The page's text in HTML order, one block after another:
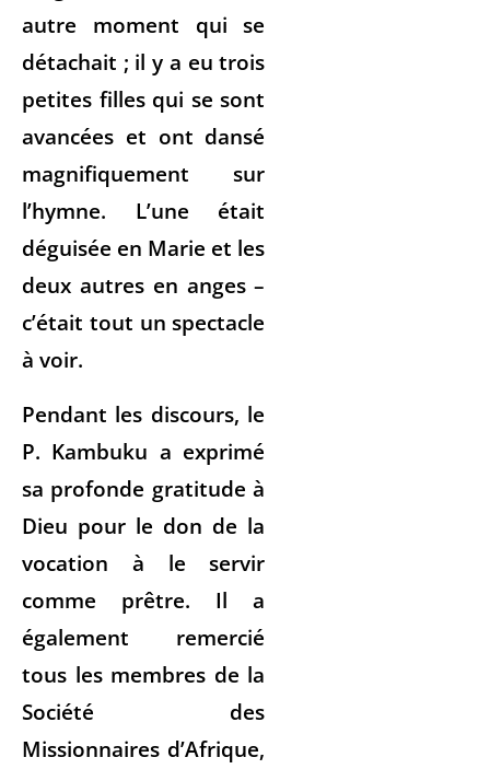
autre moment qui se
détachait ; il y a eu trois
petites filles qui se sont
avancées et ont dansé
magnifiquement sur
l’hymne. L’une était
déguisée en Marie et les
deux autres en anges –
c’était tout un spectacle
à voir.
Pendant les discours, le
P. Kambuku a exprimé
sa profonde gratitude à
Dieu pour le don de la
vocation à le servir
comme prêtre. Il a
également remercié
tous les membres de la
Société des
Missionnaires d’Afrique,